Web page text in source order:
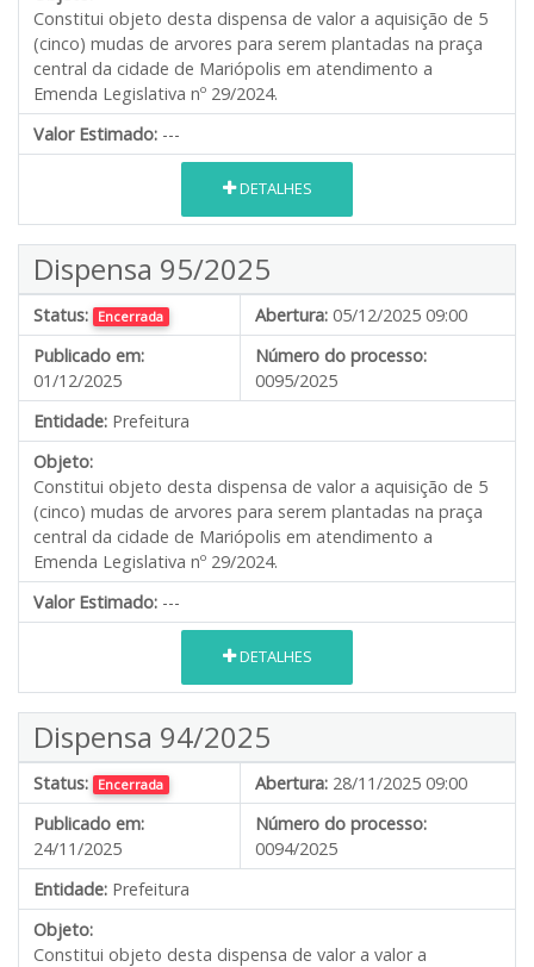
Constitui objeto desta dispensa de valor a aquisição de 5
(cinco) mudas de arvores para serem plantadas na praça
central da cidade de Mariópolis em atendimento a
Emenda Legislativa nº 29/2024.
Valor Estimado: ---
DETALHES
Dispensa 95/2025
Status: Encerrada Abertura: 05/12/2025 09:00
Publicado em:
01/12/2025
Número do processo:
0095/2025
Entidade: Prefeitura
Objeto:
Constitui objeto desta dispensa de valor a aquisição de 5
(cinco) mudas de arvores para serem plantadas na praça
central da cidade de Mariópolis em atendimento a
Emenda Legislativa nº 29/2024.
Valor Estimado: ---
DETALHES
Dispensa 94/2025
Status: Encerrada Abertura: 28/11/2025 09:00
Publicado em:
24/11/2025
Número do processo:
0094/2025
Entidade: Prefeitura
Objeto:
Constitui objeto desta dispensa de valor a valor a